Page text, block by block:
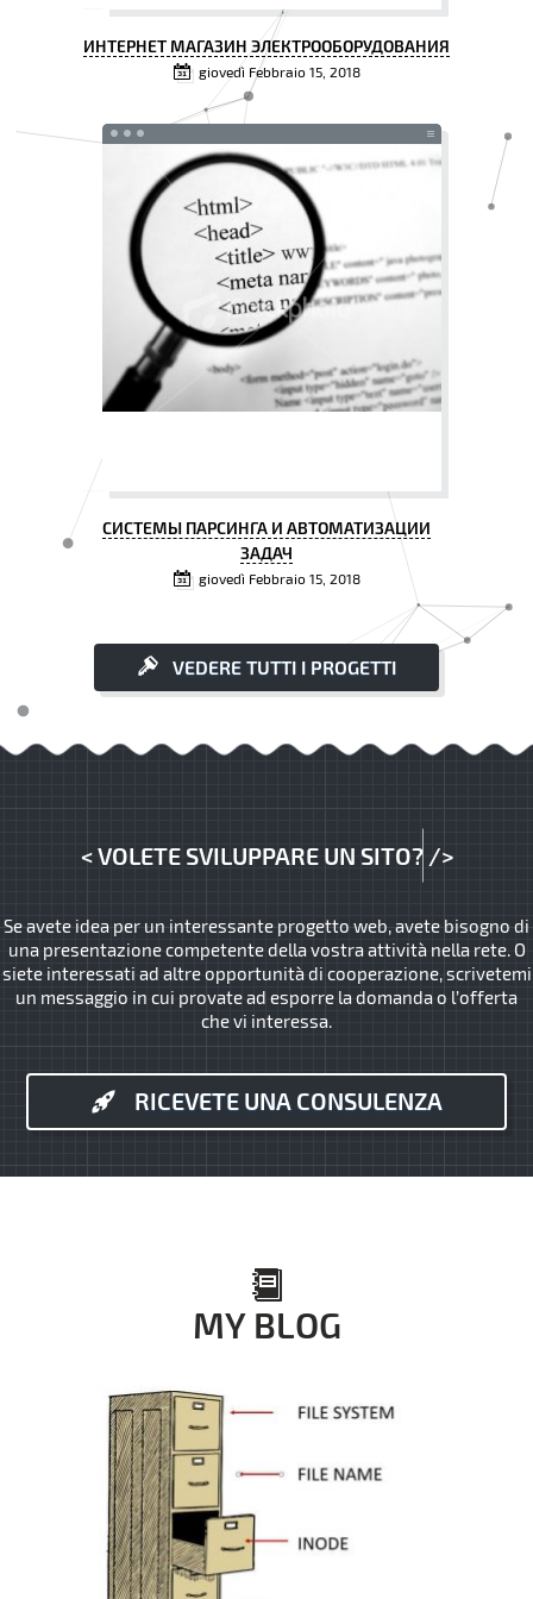
ИНТЕРНЕТ МАГАЗИН ЭЛЕКТРООБОРУДОВАНИЯ
giovedì Febbraio 15, 2018
СИСТЕМЫ ПАРСИНГА И АВТОМАТИЗАЦИИ
ЗАДАЧ
giovedì Febbraio 15, 2018
VEDERE TUTTI I PROGETTI
<VOLETE SVILUPPARE UN SITO? />
Se avete idea per un interessante progetto web, avete bisogno di
una presentazione competente della vostra attività nella rete. O
siete interessati ad altre opportunità di cooperazione, scrivetemi
un messaggio in cui provate ad esporre la domanda o l’offerta
che vi interessa.
RICEVETE UNA CONSULENZA
MY BLOG